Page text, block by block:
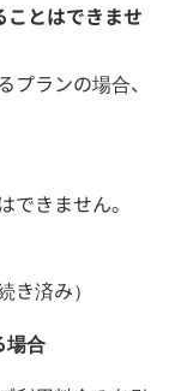
とはできませ
ランの場合、
きません。
き済み）
場合